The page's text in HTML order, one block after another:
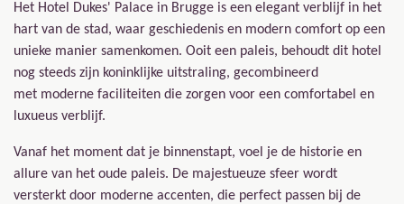
Het Hotel Dukes' Palace in Brugge is een elegant verblijf in het
hart van de stad, waar geschiedenis en modern comfort op een
unieke manier samenkomen. Ooit een paleis, behoudt dit hotel
nog steeds zijn koninklijke uitstraling, gecombineerd
met moderne faciliteiten die zorgen voor een comfortabel en
luxueus verblijf.
Vanaf het moment dat je binnenstapt, voel je de historie en
allure van het oude paleis. De majestueuze sfeer wordt
versterkt door moderne accenten, die perfect passen bij de